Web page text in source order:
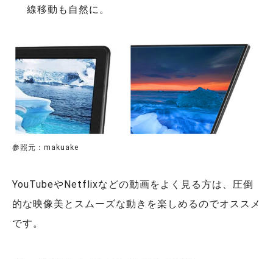
線移動も自然に。
参照元：makuake
YouTubeやNetflixなどの動画をよく見る方は、圧倒
的な映像美とスムーズな動きを楽しめるのでオススメ
です。